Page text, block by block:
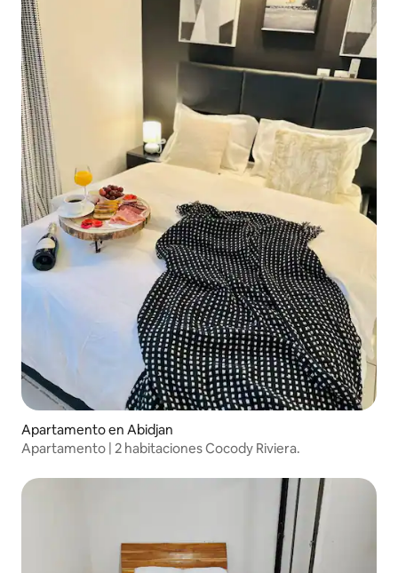
Apartamento en Abidjan
Apartamento | 2 habitaciones Cocody Riviera.